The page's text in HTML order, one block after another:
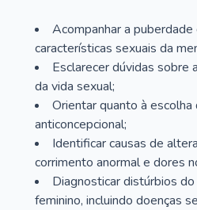
Acompanhar a
características sexuais da
Esclarecer dúvidas sobre
da vida sexual;
Orientar quanto à
anticoncepcional;
Identificar causas de
corrimento anormal e dores
Diagnosticar distúrbios
feminino, incluindo doenças